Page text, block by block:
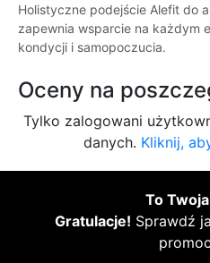
Holistyczne podejście Alefit do
zapewnia wsparcie na każdym
kondycji i samopoczucia.
Oceny na
Tylko zalogowani
danych. Kliknij,
To
Gratulacje! Sprawdź